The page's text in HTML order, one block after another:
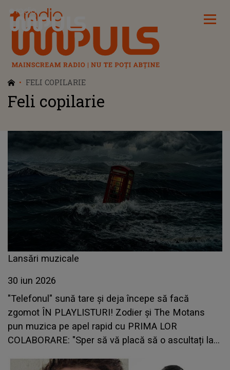
Radio Impuls
FELI COPILARIE
Feli copilarie
Lansări muzicale
30 iun 2026
"Telefonul" sună tare și deja începe să facă
zgomot ÎN PLAYLISTURI! Zodier și The Motans
pun muzica pe apel rapid cu PRIMA LOR
COLABORARE: "Sper să vă placă să o ascultați la